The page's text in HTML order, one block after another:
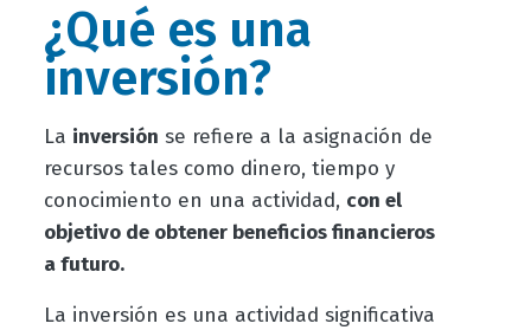
¿Qué es una
inversión?
La inversión se refiere a la asignación de
recursos tales como dinero, tiempo y
conocimiento en una actividad, con el
objetivo de obtener beneficios financieros
a futuro.
La inversión es una actividad significativa